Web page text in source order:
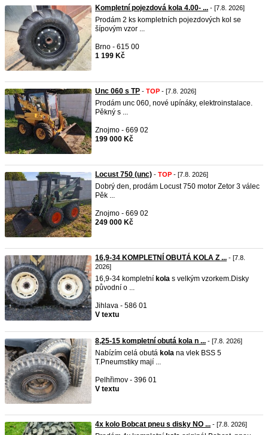
Kompletní pojezdová kola 4.00- ... - [7.8. 2026]
Prodám 2 ks kompletních pojezdových kol se
šípovým vzor ...
Brno - 615 00
1 199 Kč
Unc 060 s TP - TOP - [7.8. 2026]
Prodám unc 060, nové upínáky, elektroinstalace.
Pěkný s ...
Znojmo - 669 02
199 000 Kč
Locust 750 (unc) - TOP - [7.8. 2026]
Dobrý den, prodám Locust 750 motor Zetor 3 válec
Pěk ...
Znojmo - 669 02
249 000 Kč
16,9-34 KOMPLETNÍ OBUTÁ KOLA Z ... - [7.8.
2026]
16,9-34 kompletní kola s velkým vzorkem.Disky
původní o ...
Jihlava - 586 01
V textu
8,25-15 kompletní obutá kola n ... - [7.8. 2026]
Nabízím celá obutá kola na vlek BSS 5
T.Pneumstiky mají ...
Pelhřimov - 396 01
V textu
4x kolo Bobcat pneu s disky NO ... - [7.8. 2026]